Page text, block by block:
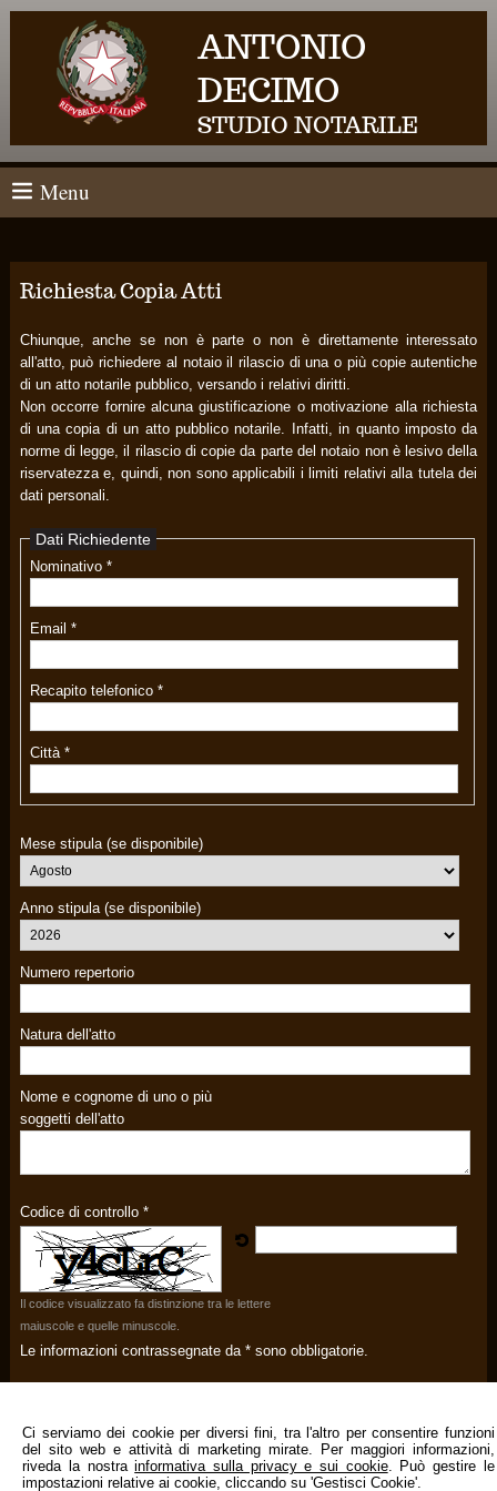
Ci serviamo dei cookie per diversi fini, tra l'altro per consentire funzioni
del sito web e attività di marketing mirate. Per maggiori informazioni,
riveda la nostrainformativa sulla privacy e sui cookie. Può gestire le
impostazioni relative ai cookie, cliccando su 'Gestisci Cookie'.
ANTONIO
DECIMO
STUDIO NOTARILE
Menu
Richiesta Copia Atti
Chiunque, anche se non è parte o non è direttamente interessato
all'atto, può richiedere al notaio il rilascio di una o più copie autentiche
di un atto notarile pubblico, versando i relativi diritti.
Non occorre fornire alcuna giustificazione o motivazione alla richiesta
di una copia di un atto pubblico notarile. Infatti, in quanto imposto da
norme di legge, il rilascio di copie da parte del notaio non è lesivo della
riservatezza e, quindi, non sono applicabili i limiti relativi alla tutela dei
dati personali.
Dati Richiedente
Nominativo *
Email *
Recapito telefonico *
Città *
Mese stipula (se disponibile)
Anno stipula (se disponibile)
Numero repertorio
Natura dell'atto
Nome e cognome di uno o più
soggetti dell'atto
Codice di controllo *
Il codice visualizzato fa distinzione tra le lettere
maiuscole e quelle minuscole.
Le informazioni contrassegnate da * sono obbligatorie.